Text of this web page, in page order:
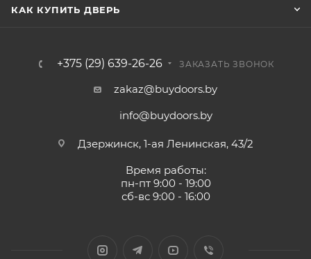
КАК КУПИТЬ ДВЕРЬ
+375 (29) 639-26-26 ЗАКАЗАТЬ ЗВОНОК
zakaz@buydoors.by
info@buydoors.by
Дзержинск, 1-ая Ленинская, 43/2
Время работы:
пн-пт 9:00 - 19:00
сб-вс 9:00 - 16:00